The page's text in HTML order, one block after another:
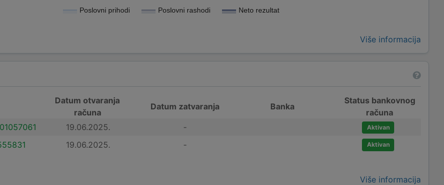
Poslovni prihodi Poslovni rashodi Neto rezultat
Više informacija
Datum otvaranja
računa
Datum zatvaranja Banka
Status bankovnog
računa
19.06.2025. - Aktivan
19.06.2025. - Aktivan
Više informacija